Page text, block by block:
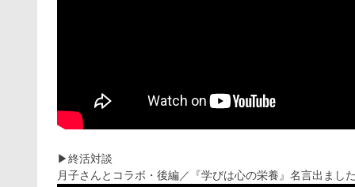
▶︎終活対談
月子さんとコラボ・後編／『学びは心の栄養』名言出まし